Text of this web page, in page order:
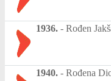
1936. - Rođen
1940. - Rođena